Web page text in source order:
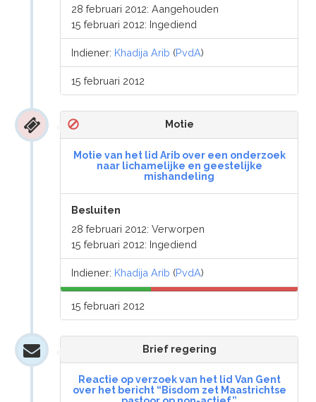
28 februari 2012: Aangehouden
15 februari 2012: Ingediend
Indiener: Khadija Arib (PvdA)
15 februari 2012
Motie
Motie van het lid Arib over een onderzoek
naar lichamelijke en geestelijke
mishandeling
Besluiten
28 februari 2012: Verworpen
15 februari 2012: Ingediend
Indiener: Khadija Arib (PvdA)
15 februari 2012
Brief regering
Reactie op verzoek van het lid Van Gent
over het bericht “Bisdom zet Maastrichtse